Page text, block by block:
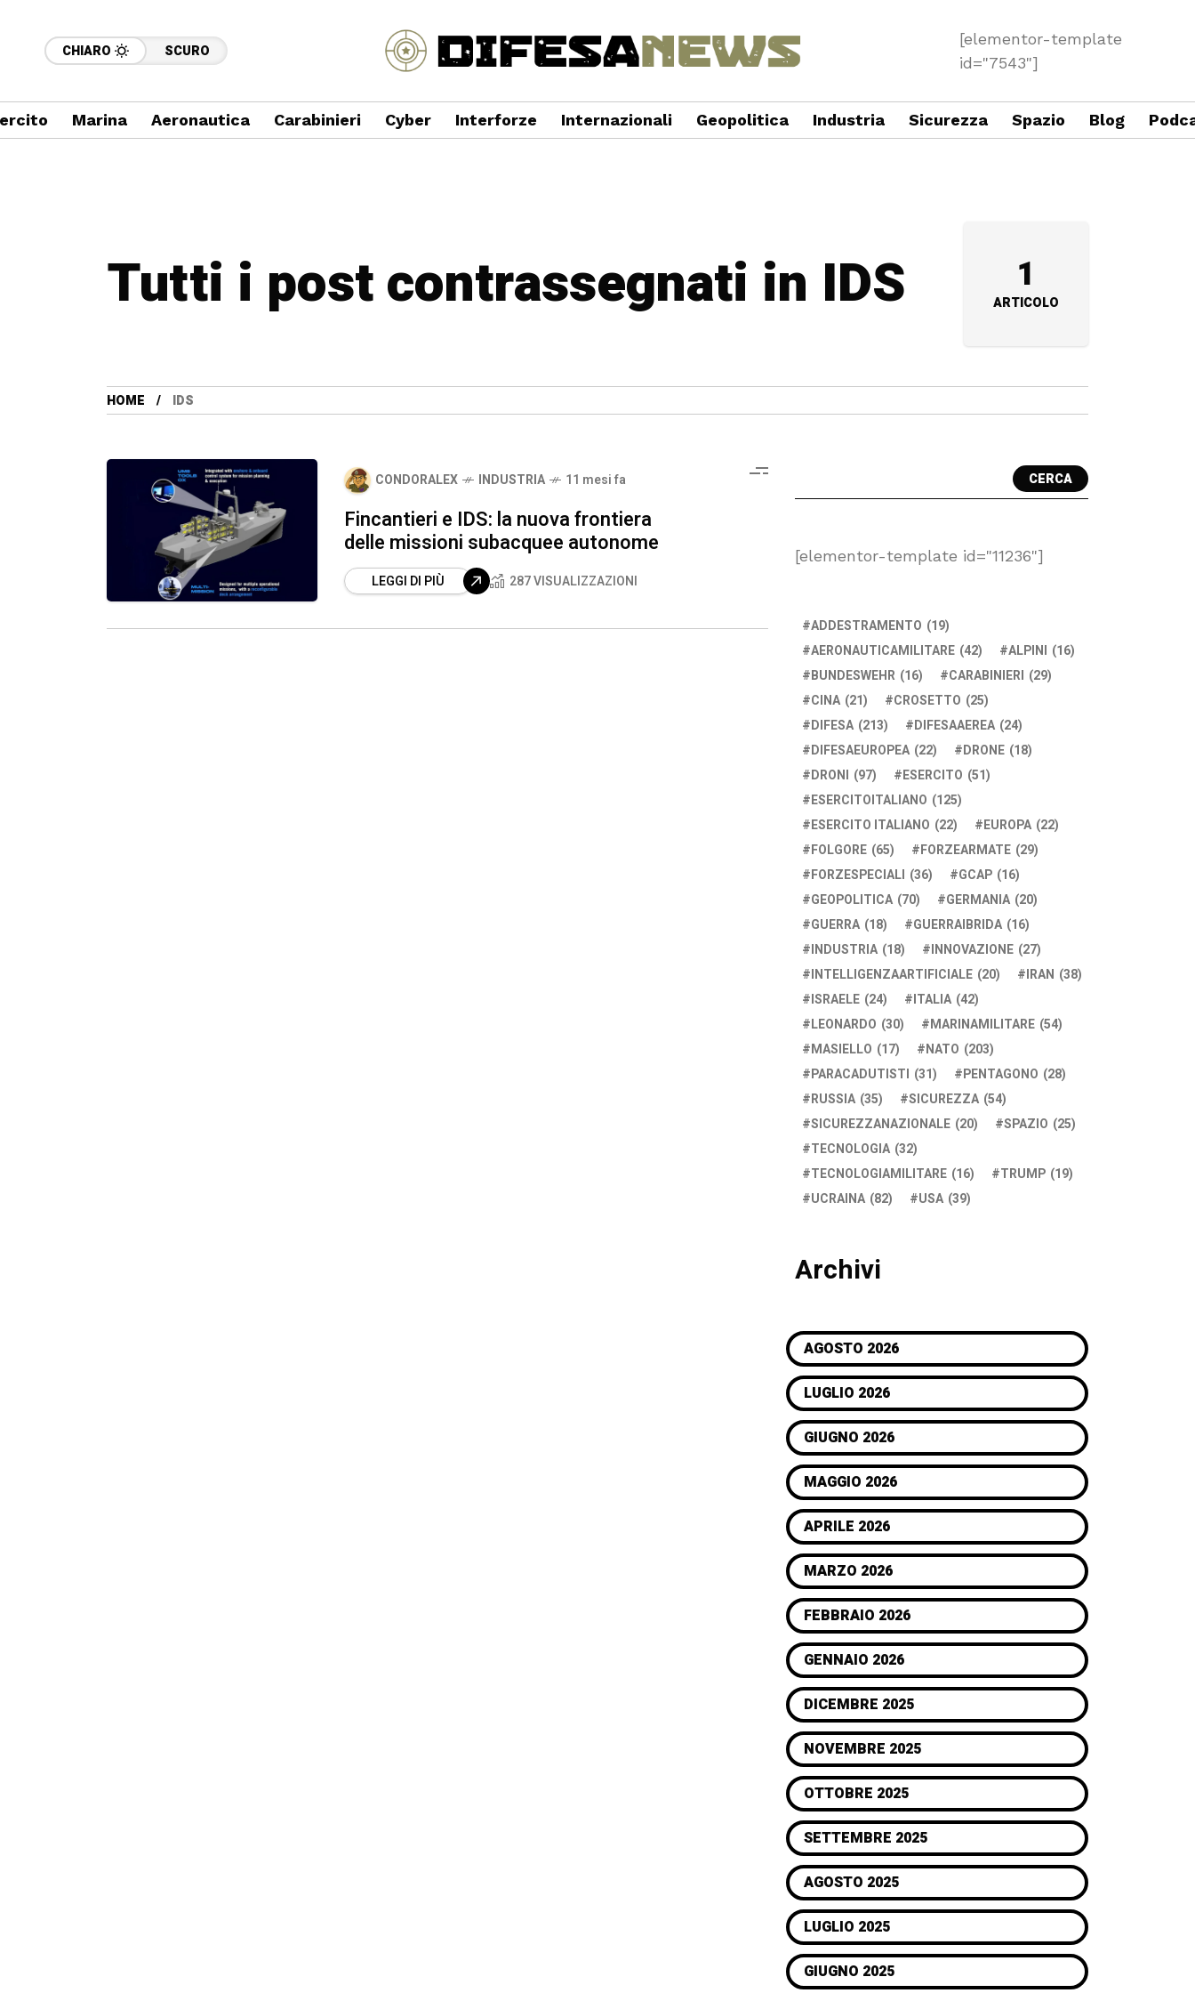
CHIARO SCURO
[elementor-template
id="7543"]
Marina Aeronautica Carabinieri Cyber Interforze Internazionali Geopolitica Industria Sicurezza Spazio Blog
Tutti i post contrassegnati in IDS 1
ARTICOLO
HOME IDS
CONDORALEX INDUSTRIA 11 mesi fa
Fincantieri e IDS: la nuova frontiera
delle missioni subacquee autonome
LEGGI DI PIÙ 287 VISUALIZZAZIONI
CERCA
[elementor-template id="11236"]
ADDESTRAMENTO (19)
AERONAUTICAMILITARE (42) ALPINI (16)
BUNDESWEHR (16) CARABINIERI (29)
CINA (21) CROSETTO (25)
DIFESA (213) DIFESAAEREA (24)
DIFESAEUROPEA (22) DRONE (18)
DRONI (97) ESERCITO (51)
ESERCITOITALIANO (125)
ESERCITO ITALIANO (22) EUROPA (22)
FOLGORE (65) FORZEARMATE (29)
FORZESPECIALI (36) GCAP (16)
GEOPOLITICA (70) GERMANIA (20)
GUERRA (18) GUERRAIBRIDA (16)
INDUSTRIA (18) INNOVAZIONE (27)
INTELLIGENZAARTIFICIALE (20) IRAN (38)
ISRAELE (24) ITALIA (42)
LEONARDO (30) MARINAMILITARE (54)
MASIELLO (17) NATO (203)
PARACADUTISTI (31) PENTAGONO (28)
RUSSIA (35) SICUREZZA (54)
SICUREZZANAZIONALE (20) SPAZIO (25)
TECNOLOGIA (32)
TECNOLOGIAMILITARE (16) TRUMP (19)
UCRAINA (82) USA (39)
Archivi
AGOSTO 2026
LUGLIO 2026
GIUGNO 2026
MAGGIO 2026
APRILE 2026
MARZO 2026
FEBBRAIO 2026
GENNAIO 2026
DICEMBRE 2025
NOVEMBRE 2025
OTTOBRE 2025
SETTEMBRE 2025
AGOSTO 2025
LUGLIO 2025
GIUGNO 2025